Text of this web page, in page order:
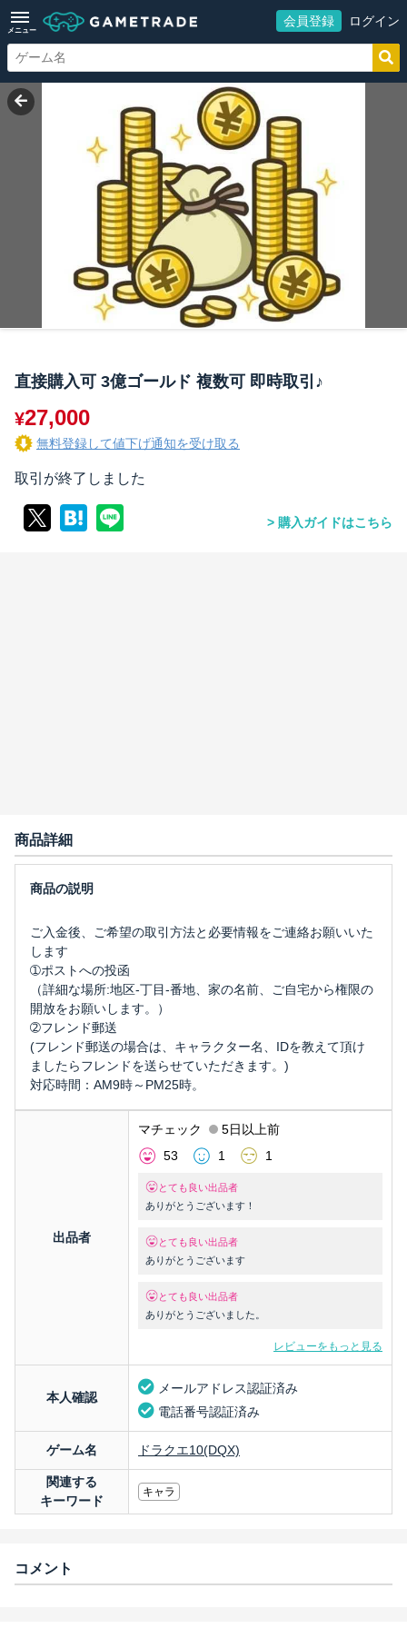
メニュー
会員登録 ログイン
直接購入可 3億ゴールド 複数可 即時取引♪
¥27,000
無料登録して値下げ通知を受け取る
取引が終了しました
購入ガイドはこちら
商品詳細
ご入金後、ご希望の取引方法と必要情報をご連絡お願いいた
します
➀ポストへの投函
（詳細な場所:地区-丁目-番地、家の名前、ご自宅から権限の
開放をお願いします。）
➁フレンド郵送
(フレンド郵送の場合は、キャラクター名、IDを教えて頂け
ましたらフレンドを送らせていただきます。)
対応時間：AM9時～PM25時。
出品者
マチェック
5日以上前
53
1 1
とても良い出品者
ありがとうございます！
とても良い出品者
ありがとうございます
とても良い出品者
ありがとうございました。
レビューをもっと見る
本人確認
メールアドレス認証済み
電話番号認証済み
ゲーム名 ドラクエ10(DQX)
関連する
キーワード
キャラ
コメント